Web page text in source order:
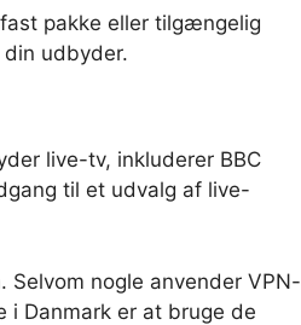
pakke eller tilgængelig
udbyder.
live-tv, inkluderer BBC
til et udvalg af live-
nogle anvender VPN-
i Danmark er at bruge de